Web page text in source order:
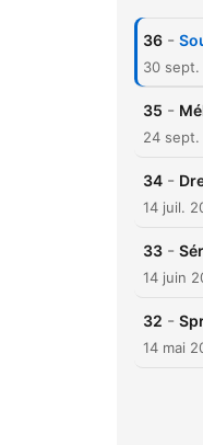
36 -
30 sept.
35 -
24 sept.
34 -
14 juil.
33 -
14 juin
32 -
14 mai